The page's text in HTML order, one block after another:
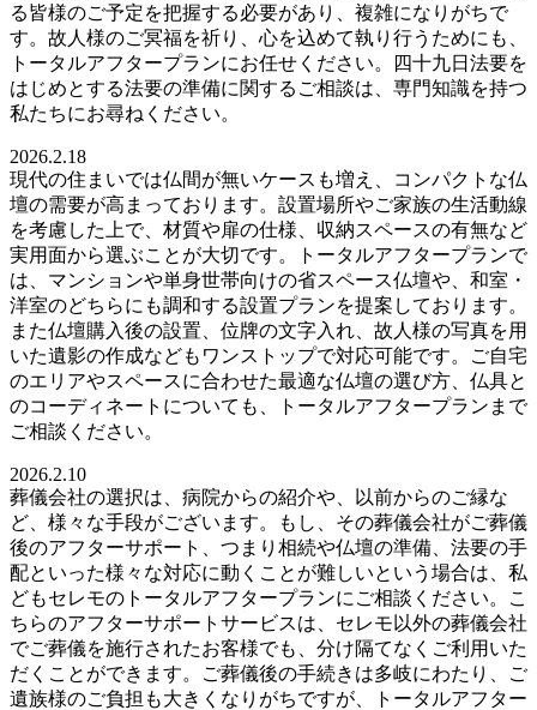
る皆様のご予定を把握する必要があり、複雑になりがちで
す。故人様のご冥福を祈り、心を込めて執り行うためにも、
トータルアフタープランにお任せください。四十九日法要を
はじめとする法要の準備に関するご相談は、専門知識を持つ
私たちにお尋ねください。
2026.2.18
現代の住まいでは仏間が無いケースも増え、コンパクトな仏
壇の需要が高まっております。設置場所やご家族の生活動線
を考慮した上で、材質や扉の仕様、収納スペースの有無など
実用面から選ぶことが大切です。トータルアフタープランで
は、マンションや単身世帯向けの省スペース仏壇や、和室・
洋室のどちらにも調和する設置プランを提案しております。
また仏壇購入後の設置、位牌の文字入れ、故人様の写真を用
いた遺影の作成などもワンストップで対応可能です。ご自宅
のエリアやスペースに合わせた最適な仏壇の選び方、仏具と
のコーディネートについても、トータルアフタープランまで
ご相談ください。
2026.2.10
葬儀会社の選択は、病院からの紹介や、以前からのご縁な
ど、様々な手段がございます。もし、その葬儀会社がご葬儀
後のアフターサポート、つまり相続や仏壇の準備、法要の手
配といった様々な対応に動くことが難しいという場合は、私
どもセレモのトータルアフタープランにご相談ください。こ
ちらのアフターサポートサービスは、セレモ以外の葬儀会社
でご葬儀を施行されたお客様でも、分け隔てなくご利用いた
だくことができます。ご葬儀後の手続きは多岐にわたり、ご
遺族様のご負担も大きくなりがちですが、トータルアフター